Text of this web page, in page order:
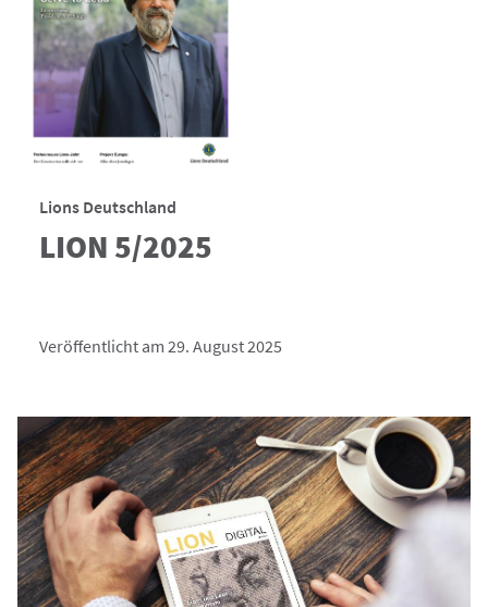
Lions Deutschland
LION 5/2025
Veröffentlicht am 29. August 2025